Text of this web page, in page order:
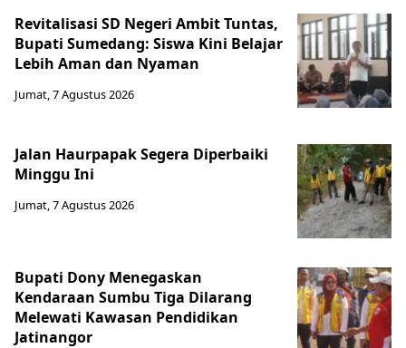
Revitalisasi SD Negeri Ambit Tuntas,
Bupati Sumedang: Siswa Kini Belajar
Lebih Aman dan Nyaman
Jumat, 7 Agustus 2026
Jalan Haurpapak Segera Diperbaiki
Minggu Ini
Jumat, 7 Agustus 2026
Bupati Dony Menegaskan
Kendaraan Sumbu Tiga Dilarang
Melewati Kawasan Pendidikan
Jatinangor